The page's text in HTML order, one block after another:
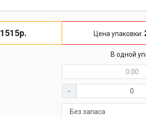
1515р. Цена упаковки:
В одной